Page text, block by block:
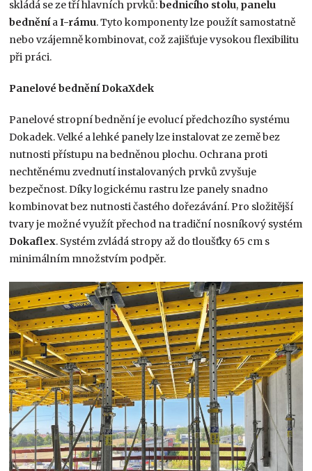
skládá se ze tří hlavních prvků:bednicího stolu, panelu
bedněníaI-rámu. Tyto komponenty lze použít samostatně
nebo vzájemně kombinovat, což zajišťuje vysokou flexibilitu
při práci.
Panelové bednění DokaXdek
Panelové stropní bednění je evolucí předchozího systému
Dokadek. Velké a lehké panely lze instalovat ze země bez
nutnosti přístupu na bedněnou plochu. Ochrana proti
nechtěnému zvednutí instalovaných prvků zvyšuje
bezpečnost. Díky logickému rastru lze panely snadno
kombinovat bez nutnosti častého dořezávání. Pro složitější
tvary je možné využít přechod na tradiční nosníkový systém
Dokaflex. Systém zvládá stropy až do tloušťky 65 cm s
minimálním množstvím podpěr.